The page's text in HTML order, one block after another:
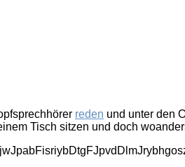
reden und unter den
Tisch sitzen und doch